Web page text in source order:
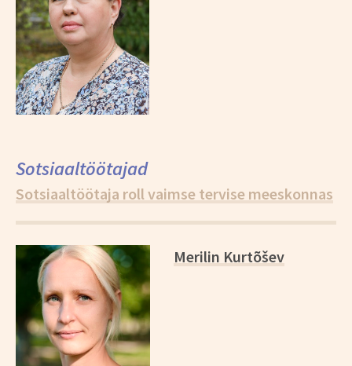
Sotsiaaltöötajad
Sotsiaaltöötaja roll vaimse tervise meeskonnas
Merilin Kurtõšev